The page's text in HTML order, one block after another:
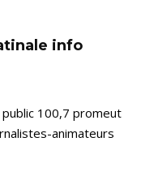
info
100,7 promeut
animateurs